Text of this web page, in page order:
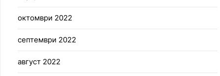
октомври 2022
септември 2022
август 2022